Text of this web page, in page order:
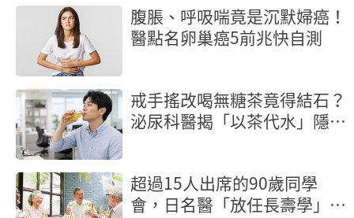
腹脹、呼吸喘竟是沉默婦癌！
醫點名卵巢癌5前兆快自測
戒手搖改喝無糖茶竟得結石？
泌尿科醫揭「以茶代水」隱形
超過15人出席的90歲同學
會，日名醫「放任長壽學」3